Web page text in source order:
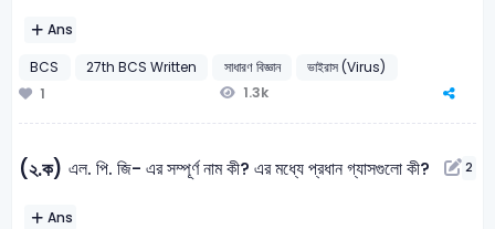
Ans
BCS
27th BCS Written সাধারণ বিজ্ঞান
ভাইরাস (Virus)
1
1.3k
(২.ক) এল. পি. জি- এর সম্পূর্ণ নাম কী? এর মধ্যে প্রধান গ্যাসগুলাে কী? 2
Ans